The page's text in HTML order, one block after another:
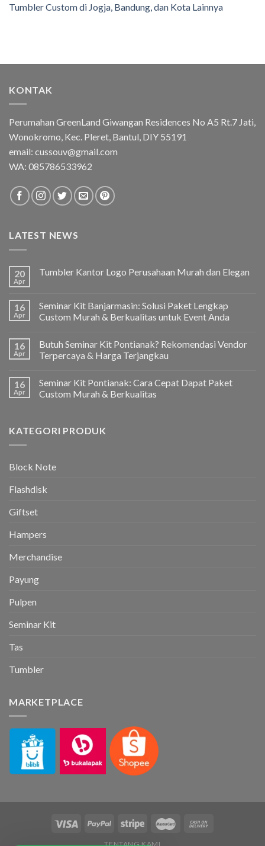
Tumbler Custom di Jogja, Bandung, dan Kota Lainnya
KONTAK
Perumahan GreenLand Giwangan Residences No A5 Rt.7 Jati,
Wonokromo, Kec. Pleret, Bantul, DIY 55191
email: cussouv@gmail.com
WA: 085786533962
LATEST NEWS
20
Apr
Tumbler Kantor Logo Perusahaan Murah dan Elegan
16
Apr
Seminar Kit Banjarmasin: Solusi Paket Lengkap
Custom Murah & Berkualitas untuk Event Anda
16
Apr
Butuh Seminar Kit Pontianak? Rekomendasi Vendor
Terpercaya & Harga Terjangkau
16
Apr
Seminar Kit Pontianak: Cara Cepat Dapat Paket
Custom Murah & Berkualitas
KATEGORI PRODUK
Block Note
Flashdisk
Giftset
Hampers
Merchandise
Payung
Pulpen
Seminar Kit
Tas
Tumbler
MARKETPLACE
TENTANG KAMI